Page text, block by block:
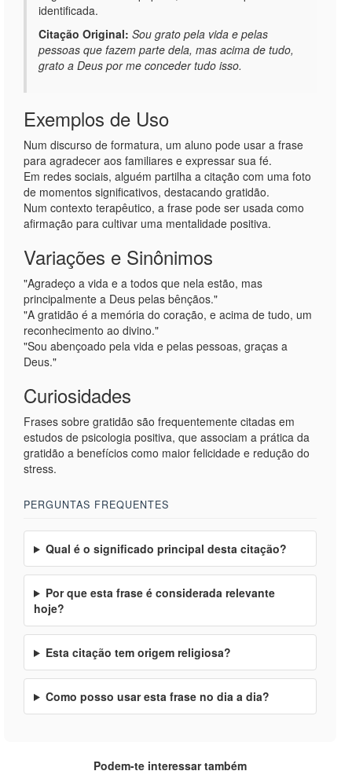
identificada.
Citação Original: Sou grato pela vida e pelas
pessoas que fazem parte dela, mas acima de tudo,
grato a Deus por me conceder tudo isso.
Exemplos de Uso
Num discurso de formatura, um aluno pode usar a frase
para agradecer aos familiares e expressar sua fé.
Em redes sociais, alguém partilha a citação com uma foto
de momentos significativos, destacando gratidão.
Num contexto terapêutico, a frase pode ser usada como
afirmação para cultivar uma mentalidade positiva.
Variações e Sinônimos
"Agradeço a vida e a todos que nela estão, mas
principalmente a Deus pelas bênçãos."
"A gratidão é a memória do coração, e acima de tudo, um
reconhecimento ao divino."
"Sou abençoado pela vida e pelas pessoas, graças a
Deus."
Curiosidades
Frases sobre gratidão são frequentemente citadas em
estudos de psicologia positiva, que associam a prática da
gratidão a benefícios como maior felicidade e redução do
stress.
PERGUNTAS FREQUENTES
Qual é o significado principal desta citação?
Por que esta frase é considerada relevante
hoje?
Esta citação tem origem religiosa?
Como posso usar esta frase no dia a dia?
Podem-te interessar também